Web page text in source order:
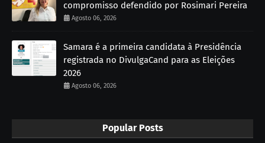
compromisso defendido por Rosimari Pereira
Agosto 06, 2026
Samara é a primeira candidata à Presidência
registrada no DivulgaCand para as Eleições
2026
Agosto 06, 2026
Popular Posts